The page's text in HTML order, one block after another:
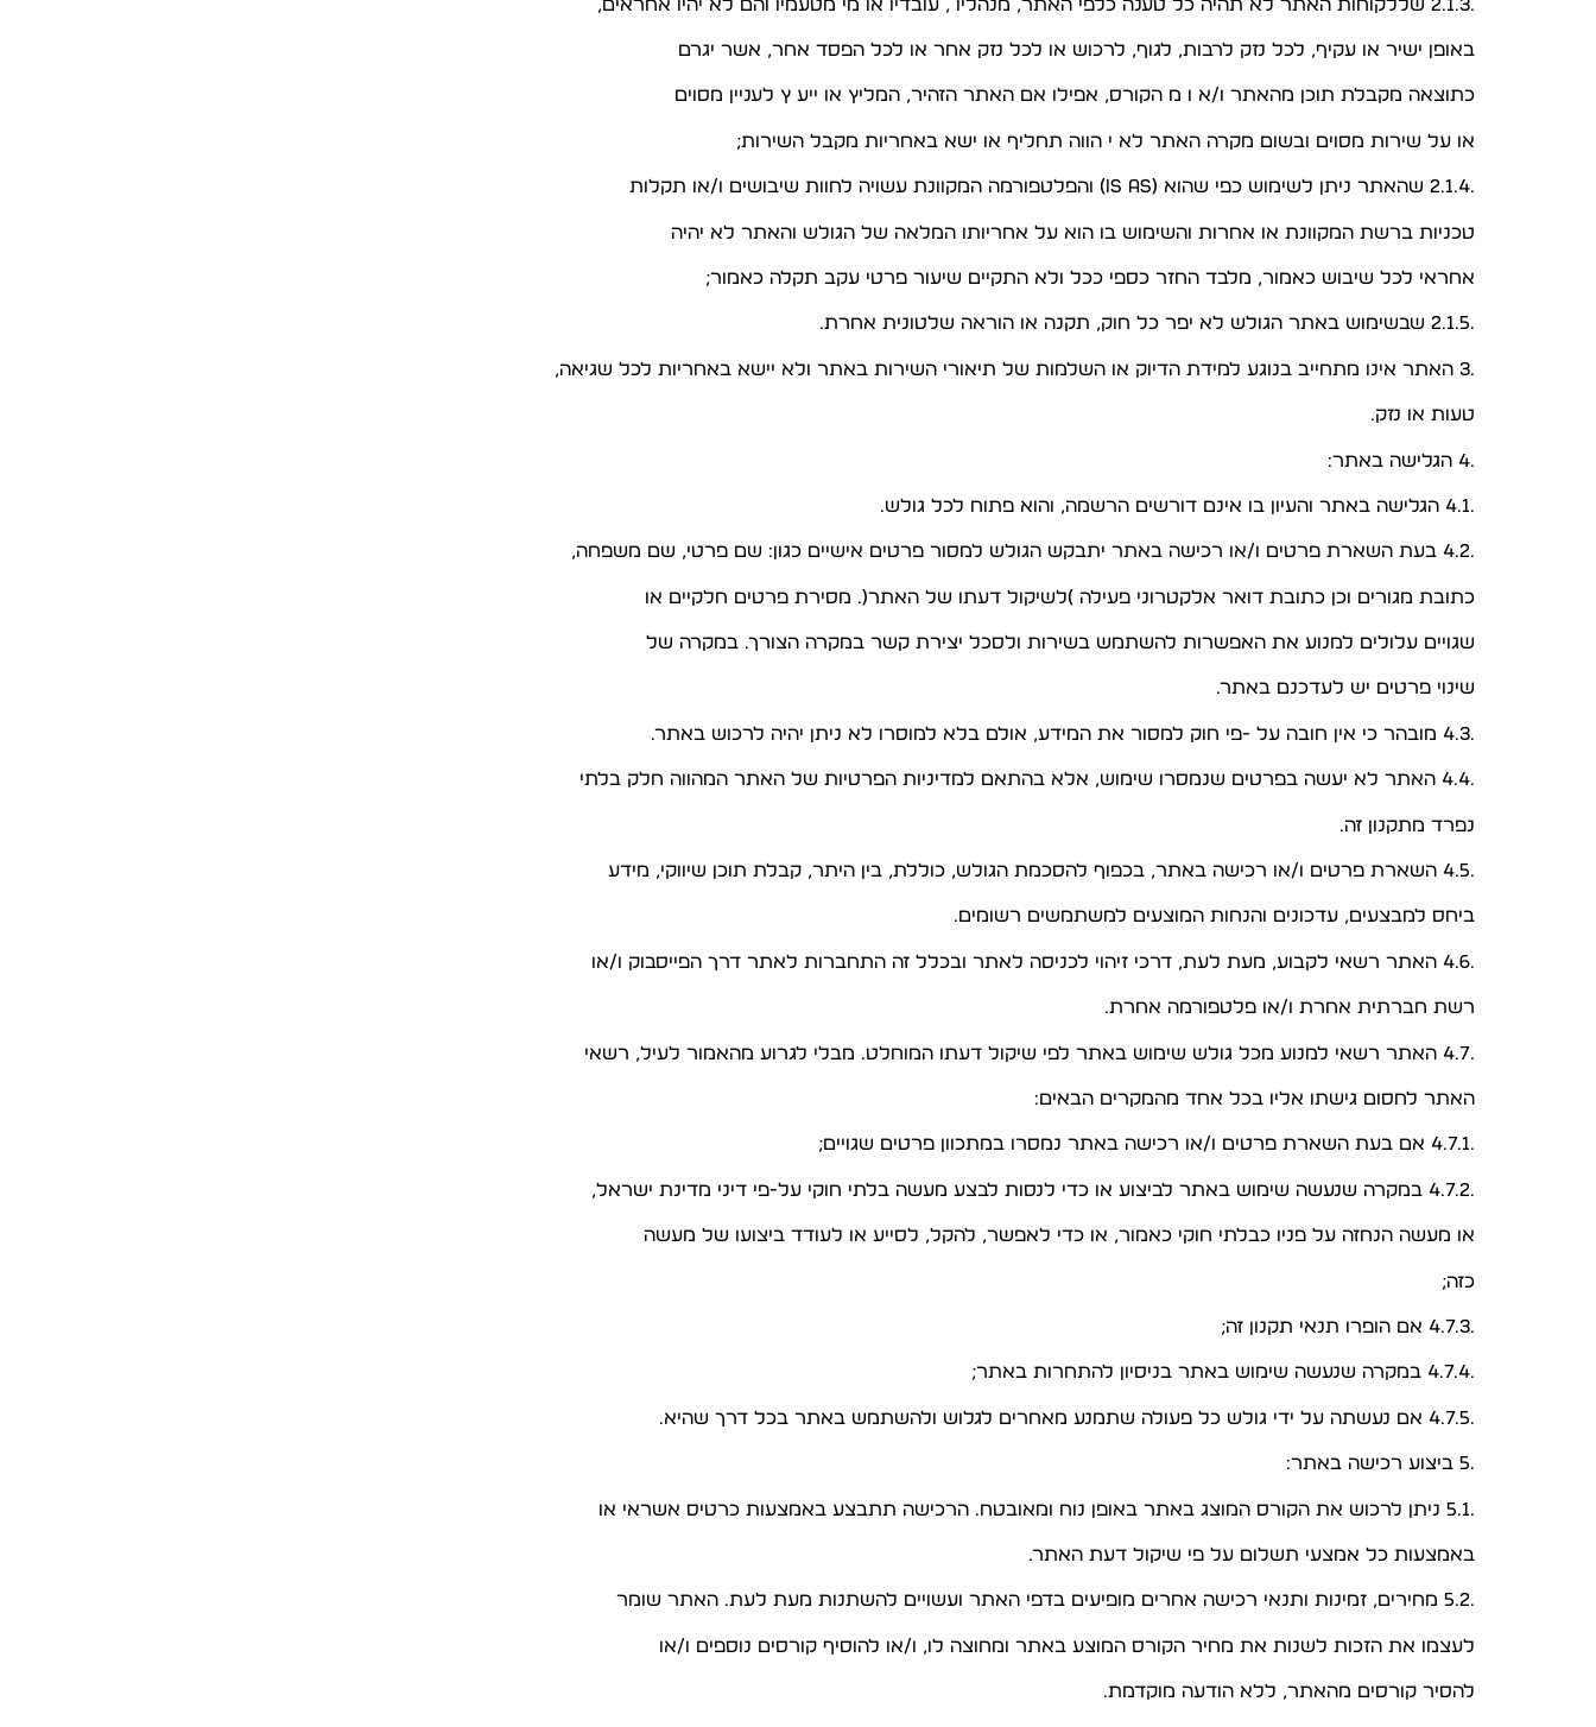
.2.1.3 שללקוחות האתר לא תהיה כל טענה כלפי האתר, מנהליו , עובדיו או מי מטעמיו והם לא יהיו אחראים,
באופן ישיר או עקיף, לכל נזק לרבות, לגוף, לרכוש או לכל נזק אחר או לכל הפסד אחר, אשר יגרם
כתוצאה מקבלת תוכן מהאתר ו/א ו מ הקורס, אפילו אם האתר הזהיר, המליץ או ייע ץ לעניין מסוים
או על שירות מסוים ובשום מקרה האתר לא י הווה תחליף או ישא באחריות מקבל השירות;
.2.1.4 שהאתר ניתן לשימוש כפי שהוא (IS AS) והפלטפורמה המקוונת עשויה לחוות שיבושים ו/או תקלות
טכניות ברשת המקוונת או אחרות והשימוש בו הוא על אחריותו המלאה של הגולש והאתר לא יהיה
אחראי לכל שיבוש כאמור, מלבד החזר כספי ככל ולא התקיים שיעור פרטי עקב תקלה כאמור;
.2.1.5 שבשימוש באתר הגולש לא יפר כל חוק, תקנה או הוראה שלטונית אחרת.
.3 האתר אינו מתחייב בנוגע למידת הדיוק או השלמות של תיאורי השירות באתר ולא יישא באחריות לכל שגיאה,
טעות או נזק.
.4 הגלישה באתר:
.4.1 הגלישה באתר והעיון בו אינם דורשים הרשמה, והוא פתוח לכל גולש.
.4.2 בעת השארת פרטים ו/או רכישה באתר יתבקש הגולש למסור פרטים אישיים כגון: שם פרטי, שם משפחה,
כתובת מגורים וכן כתובת דואר אלקטרוני פעילה )לשיקול דעתו של האתר(. מסירת פרטים חלקיים או
שגויים עלולים למנוע את האפשרות להשתמש בשירות ולסכל יצירת קשר במקרה הצורך. במקרה של
שינוי פרטים יש לעדכנם באתר.
.4.3 מובהר כי אין חובה על -פי חוק למסור את המידע, אולם בלא למוסרו לא ניתן יהיה לרכוש באתר.
.4.4 האתר לא יעשה בפרטים שנמסרו שימוש, אלא בהתאם למדיניות הפרטיות של האתר המהווה חלק בלתי
נפרד מתקנון זה.
.4.5 השארת פרטים ו/או רכישה באתר, בכפוף להסכמת הגולש, כוללת, בין היתר, קבלת תוכן שיווקי, מידע
ביחס למבצעים, עדכונים והנחות המוצעים למשתמשים רשומים.
.4.6 האתר רשאי לקבוע, מעת לעת, דרכי זיהוי לכניסה לאתר ובכלל זה התחברות לאתר דרך הפייסבוק ו/או
רשת חברתית אחרת ו/או פלטפורמה אחרת.
.4.7 האתר רשאי למנוע מכל גולש שימוש באתר לפי שיקול דעתו המוחלט. מבלי לגרוע מהאמור לעיל, רשאי
האתר לחסום גישתו אליו בכל אחד מהמקרים הבאים:
.4.7.1 אם בעת השארת פרטים ו/או רכישה באתר נמסרו במתכוון פרטים שגויים;
.4.7.2 במקרה שנעשה שימוש באתר לביצוע או כדי לנסות לבצע מעשה בלתי חוקי על-פי דיני מדינת ישראל,
או מעשה הנחזה על פניו כבלתי חוקי כאמור, או כדי לאפשר, להקל, לסייע או לעודד ביצועו של מעשה
כזה;
.4.7.3 אם הופרו תנאי תקנון זה;
.4.7.4 במקרה שנעשה שימוש באתר בניסיון להתחרות באתר;
.4.7.5 אם נעשתה על ידי גולש כל פעולה שתמנע מאחרים לגלוש ולהשתמש באתר בכל דרך שהיא.
.5 ביצוע רכישה באתר:
.5.1 ניתן לרכוש את הקורס המוצג באתר באופן נוח ומאובטח. הרכישה תתבצע באמצעות כרטיס אשראי או
באמצעות כל אמצעי תשלום על פי שיקול דעת האתר.
.5.2 מחירים, זמינות ותנאי רכישה אחרים מופיעים בדפי האתר ועשויים להשתנות מעת לעת. האתר שומר
לעצמו את הזכות לשנות את מחיר הקורס המוצע באתר ומחוצה לו, ו/או להוסיף קורסים נוספים ו/או
להסיר קורסים מהאתר, ללא הודעה מוקדמת.